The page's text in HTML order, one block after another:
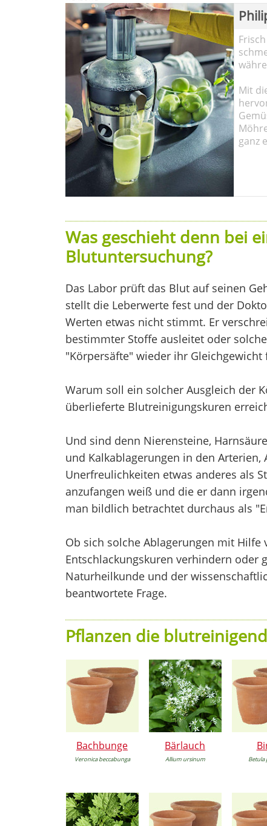
Mit
ganz
Was geschieht denn bei
Blutuntersuchung?
Das Labor prüft das Blut auf seinen
stellt die Leberwerte fest und der
Werten etwas nicht stimmt. Er
bestimmter Stoffe ausleitet oder
"Körpersäfte" wieder ihr Gleichgewicht
Warum soll ein solcher Ausgleich der
überlieferte Blutreinigungskuren
Und sind denn Nierensteine,
und Kalkablagerungen in den
Unerfreulichkeiten etwas anderes als
anzufangen weiß und die er dann
man bildlich betrachtet durchaus als
Ob sich solche Ablagerungen mit
Entschlackungskuren verhindern oder
Naturheilkunde und der
beantwortete Frage.
Pflanzen die
Bachbunge
Veronica beccabunga
Bärlauch
Allium ursinum Betula